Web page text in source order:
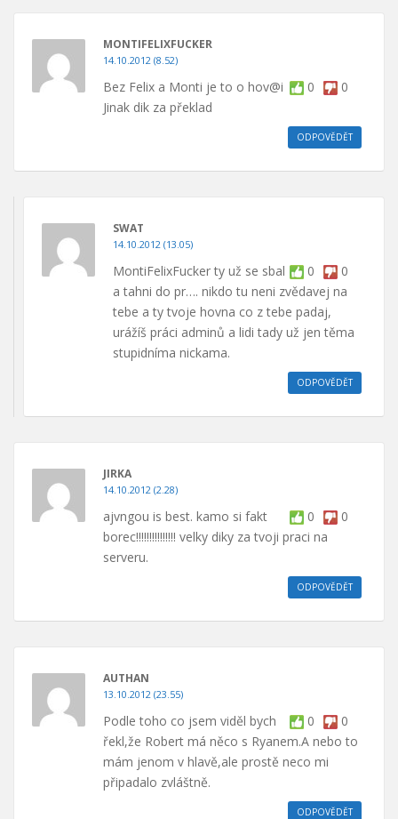
MONTIFELIXFUCKER
14.10.2012 (8.52)
0 0
Bez Felix a Monti je to o hov@i
Jinak dik za překlad
ODPOVĚDĚT
SWAT
14.10.2012 (13.05)
0 0
MontiFelixFucker ty už se sbal
a tahni do pr…. nikdo tu neni zvědavej na
tebe a ty tvoje hovna co z tebe padaj,
urážíš práci adminů a lidi tady už jen těma
stupidníma nickama.
ODPOVĚDĚT
JIRKA
14.10.2012 (2.28)
0 0
ajvngou is best. kamo si fakt
borec!!!!!!!!!!!!!!! velky diky za tvoji praci na
serveru.
ODPOVĚDĚT
AUTHAN
13.10.2012 (23.55)
0 0
Podle toho co jsem viděl bych
řekl,že Robert má něco s Ryanem.A nebo to
mám jenom v hlavě,ale prostě neco mi
připadalo zvláštně.
ODPOVĚDĚT